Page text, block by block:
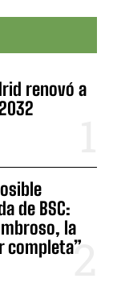
renovó a
de BSC:
la
completa”